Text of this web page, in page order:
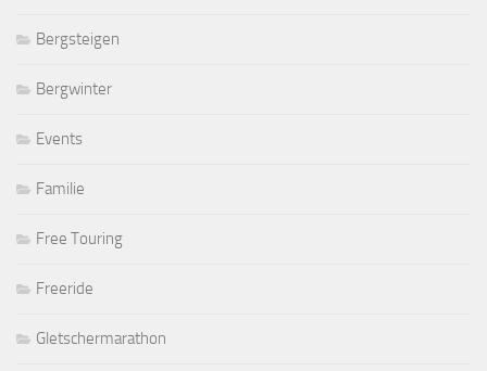
Bergsteigen
Bergwinter
Events
Familie
Free Touring
Freeride
Gletschermarathon